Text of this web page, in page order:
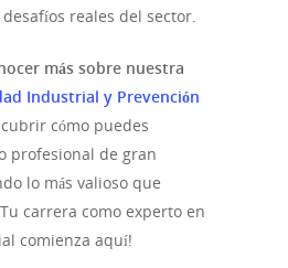
reales del sector.
más sobre nuestra
Industrial y Prevención
cómo puedes
profesional de gran
lo más valioso que
carrera como experto en
comienza aquí!